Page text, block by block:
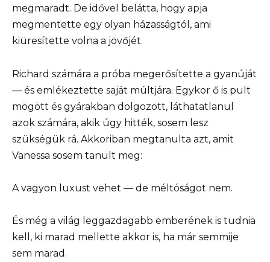
megmaradt. De idővel belátta, hogy apja
megmentette egy olyan házasságtól, ami
kiüresítette volna a jövőjét.
Richard számára a próba megerősítette a gyanúját
— és emlékeztette saját múltjára. Egykor ő is pult
mögött és gyárakban dolgozott, láthatatlanul
azok számára, akik úgy hitték, sosem lesz
szükségük rá. Akkoriban megtanulta azt, amit
Vanessa sosem tanult meg:
A vagyon luxust vehet — de méltóságot nem.
És még a világ leggazdagabb emberének is tudnia
kell, ki marad mellette akkor is, ha már semmije
sem marad.